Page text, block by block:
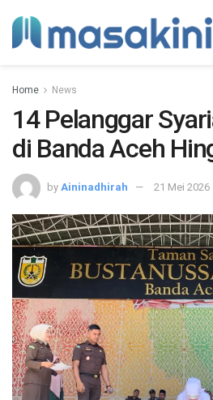
Home News
14 Pelanggar
di Banda Aceh
by Aininadhirah 21 Mei 2026